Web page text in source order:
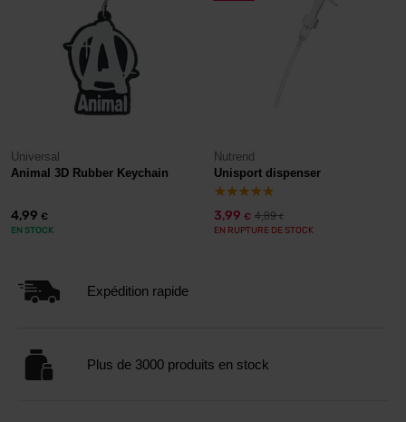
Universal
Animal 3D Rubber Keychain
4,99 €
EN STOCK
Nutrend
Unisport dispenser
3,99 € 4,89€
EN RUPTURE DE STOCK
Expédition rapide
Plus de 3000 produits en stock